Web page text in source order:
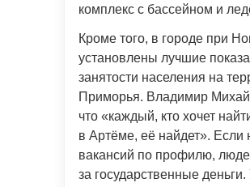
комплекс с бассейном и
Кроме того, в городе при
установлены лучшие
занятости населения на
Приморья. Владимир
что «каждый, кто хочет
в Артёме, её найдет». Если
вакансий по профилю,
за государственные